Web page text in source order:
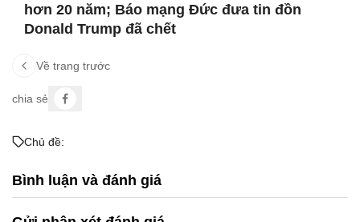
hơn 20 năm; Báo mạng Đức đưa tin đồn
Donald Trump đã chết
Về trang trước
chia sẻ
Chủ đề:
Bình luận và đánh giá